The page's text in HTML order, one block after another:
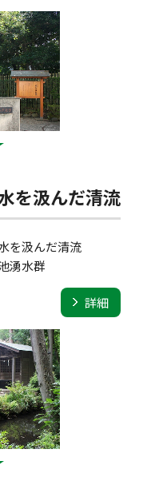
を汲んだ清流
を汲んだ清流
湧水群
詳細